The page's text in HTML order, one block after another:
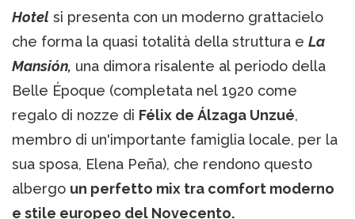
Hotel si presenta con un moderno grattacielo
che forma la quasi totalità della struttura e La
Mansión, una dimora risalente al periodo della
Belle Époque (completata nel 1920 come
regalo di nozze di Félix de Álzaga Unzué,
membro di un'importante famiglia locale, per la
sua sposa, Elena Peña), che rendono questo
albergo un perfetto mix tra comfort moderno
e stile europeo del Novecento.